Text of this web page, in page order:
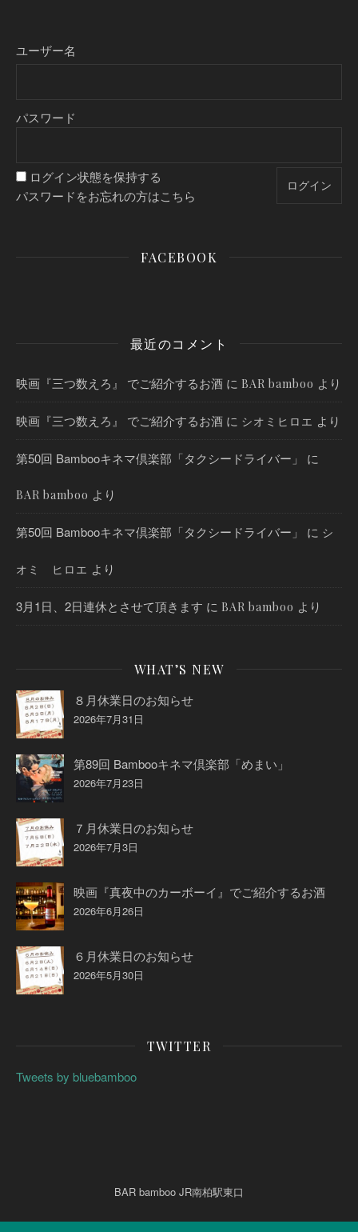
ユーザー名
パスワード
ログイン状態を保持する
パスワードをお忘れの方はこちら
FACEBOOK
最近のコメント
映画『三つ数えろ』 でご紹介するお酒 に BAR bamboo より
映画『三つ数えろ』 でご紹介するお酒 に シオミヒロエ より
第50回 Bambooキネマ倶楽部「タクシードライバー」 に
BAR bamboo より
第50回 Bambooキネマ倶楽部「タクシードライバー」 に シ
オミ ヒロエ より
3月1日、2日連休とさせて頂きます に BAR bamboo より
WHAT’S NEW
８月休業日のお知らせ
2026年7月31日
第89回 Bambooキネマ倶楽部「めまい」
2026年7月23日
７月休業日のお知らせ
2026年7月3日
映画『真夜中のカーボーイ』でご紹介するお酒
2026年6月26日
６月休業日のお知らせ
2026年5月30日
TWITTER
Tweets by bluebamboo
BAR bamboo JR南柏駅東口